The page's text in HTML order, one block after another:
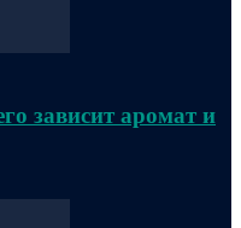
зависит аромат и